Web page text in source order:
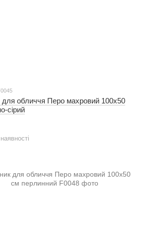
обличчя Перо махровий 100х50
сірий